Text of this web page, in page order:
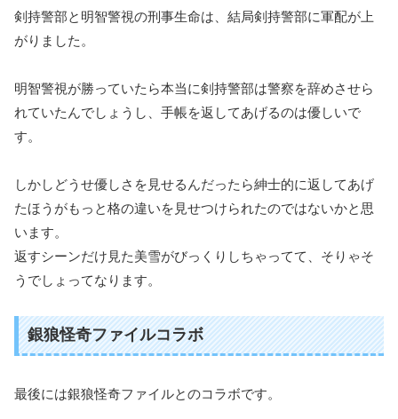
剣持警部と明智警視の刑事生命は、結局剣持警部に軍配が上
がりました。
明智警視が勝っていたら本当に剣持警部は警察を辞めさせら
れていたんでしょうし、手帳を返してあげるのは優しいで
す。
しかしどうせ優しさを見せるんだったら紳士的に返してあげ
たほうがもっと格の違いを見せつけられたのではないかと思
います。
返すシーンだけ見た美雪がびっくりしちゃってて、そりゃそ
うでしょってなります。
銀狼怪奇ファイルコラボ
最後には銀狼怪奇ファイルとのコラボです。